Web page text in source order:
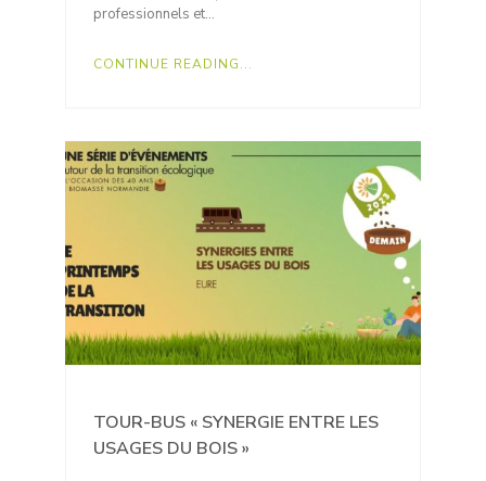
professionnels et…
CONTINUE READING...
TOUR-BUS « SYNERGIE ENTRE LES
USAGES DU BOIS »